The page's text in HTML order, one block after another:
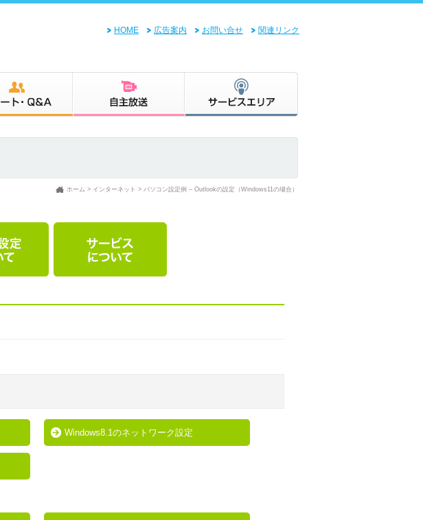
HOME 広告案内 お問い合せ 関連リンク
ホーム > インターネット > パソコン設定例 – Outlookの設定（Windows11の場合）
Windows8.1のネットワーク設定